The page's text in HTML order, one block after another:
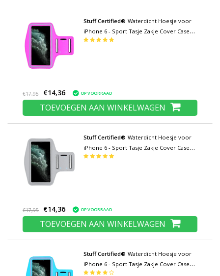
Stuff Certified® Waterdicht Hoesje voor
iPhone 6 - Sport Tasje Zakje Cover Case
Armband Jogging Hard Lopen Donkerroze
€17,95 €14,36 OP VOORRAAD
TOEVOEGEN AAN WINKELWAGEN
Stuff Certified® Waterdicht Hoesje voor
iPhone 6 - Sport Tasje Zakje Cover Case
Armband Jogging Hard Lopen Grijs
€17,95 €14,36 OP VOORRAAD
TOEVOEGEN AAN WINKELWAGEN
Stuff Certified® Waterdicht Hoesje voor
iPhone 6 - Sport Tasje Zakje Cover Case
Armband Jogging Hard Lopen Lichtblauw